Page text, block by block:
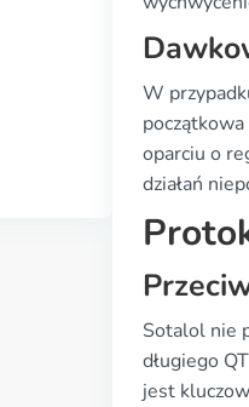
W
oparciu o
działań
Sotalol nie
długiego
jest